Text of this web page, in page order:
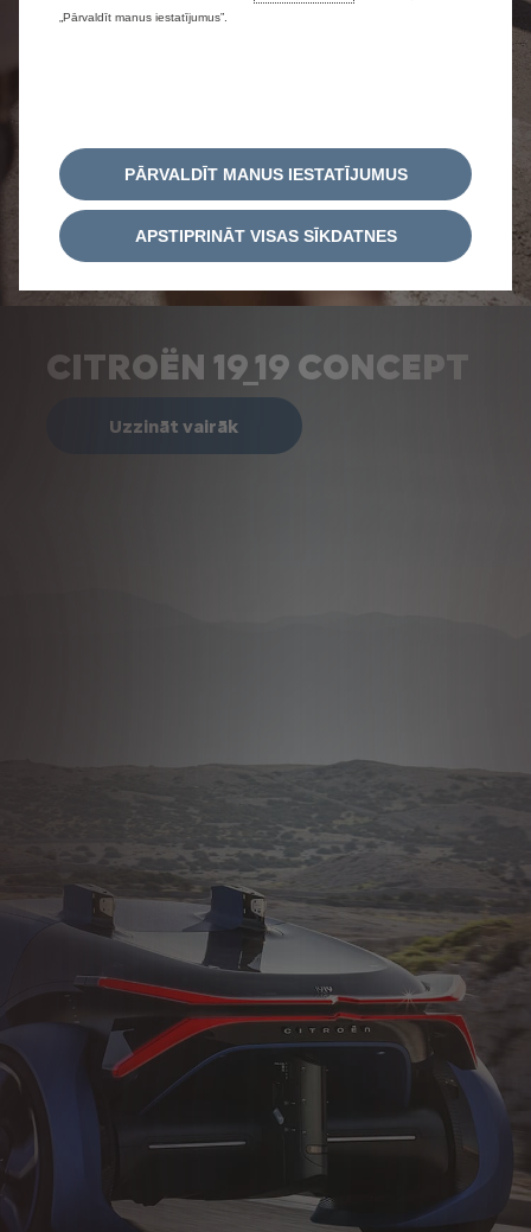
CITROËN 19_19 CONCEPT
Uzzināt vairāk
„Pārvaldīt manus iestatījumus”.
PĀRVALDĪT MANUS IESTATĪJUMUS
APSTIPRINĀT VISAS SĪKDATNES